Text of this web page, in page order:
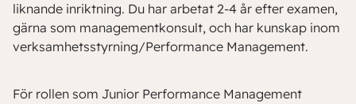
liknande inriktning. Du har arbetat 2-4 år efter examen,
gärna som managementkonsult, och har kunskap inom
verksamhetsstyrning/Performance Management.
För rollen som Junior Performance Management